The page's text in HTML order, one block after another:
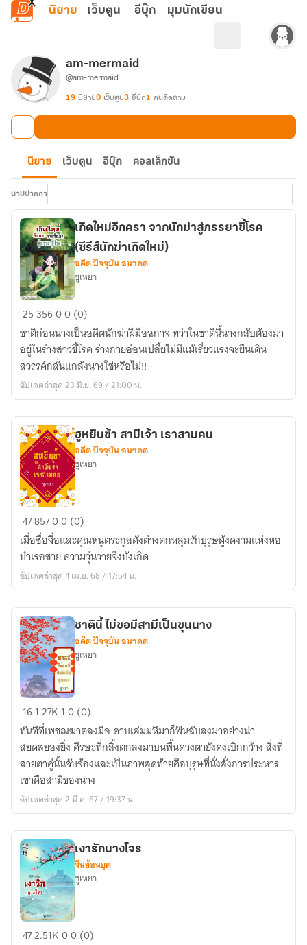
ข้ามไปยังเนื้อหาหลัก
นิยาย เว็บตูน อีบุ๊ก มุมนักเขียน
am-mermaid
@am-mermaid
19 นิยาย0 เว็บตูน3 อีบุ๊ก1 คนติดตาม
นิยาย เว็บตูน อีบุ๊ก คอลเล็กชัน
นามปากกา
เกิด
ใหม่
อีก
ครา
จาก
นัก
สู่
ภรรยา
ขี้
โรค
(ซี
รีส์
นัก
ฆ่า
เกิด
ใหม่)
เกิดใหม่อีกครา จากนักฆ่าสู่ภรรยาขี้โรค
(ซีรีส์นักฆ่าเกิดใหม่)
อดีต ปัจจุบัน อนาคต
ซูเหยา
25 35600 (0)
ชาติก่อนนางเป็นอดีตนักฆ่าฝีมือฉกาจ ทว่าในชาตินี้นางกลับต้องมา
อยู่ในร่างสาวขี้โรค ร่างกายอ่อนเปลี้ยไม่มีแม้เรี่ยวแรงจะยืนเดิน
สวรรค์กลั่นแกล้งนางใช่หรือไม่!!
อัปเดตล่าสุด 23 มิ.ย. 69 / 21:00 น.
ฮู
หยิน
ข้า
สามี
เจ้า
สาม
คน
ฮูหยินข้า สามีเจ้า เราสามคน
อดีต ปัจจุบัน อนาคต
ซูเหยา
4785700 (0)
เมื่อซื่อจื่อและคุณหนูตระกูลดังต่างตกหลุมรักบุรุษผู้งดงามแห่งหอ
บำเรอชาย ความวุ่นวายจึงบังเกิด
อัปเดตล่าสุด 4 เม.ย. 68 / 17:54 น.
ชาติ
นี้
ไม่
ขอ
มี
สามี
เป็น
ชาตินี้ ไม่ขอมีสามีเป็นขุนนาง
อดีต ปัจจุบัน อนาคต
ซูเหยา
161.27K 10 (0)
ทันทีที่เพชฌฆาตลงมือ ดาบเล่มมหึมาก็ฟันฉับลงมาอย่างน่า
สยดสยองยิ่ง ศีรษะที่กลิ้งตกลงมาบนพื้นดวงตายังคงเบิกกว้าง สิ่งที่
สายตาคู่นั้นจับจ้องและเป็นภาพสุดท้ายคือบุรุษที่นั่งสั่งการประหาร
เขาคือสามีของนาง
อัปเดตล่าสุด 2 มี.ค. 67 / 19:37 น.
เงา
เงารักนางโจร
จีนย้อนยุค
ซูเหยา
472.51K00 (0)